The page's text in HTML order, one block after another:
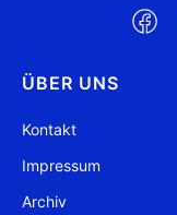
ÜBER UNS
Kontakt
Impressum
Archiv